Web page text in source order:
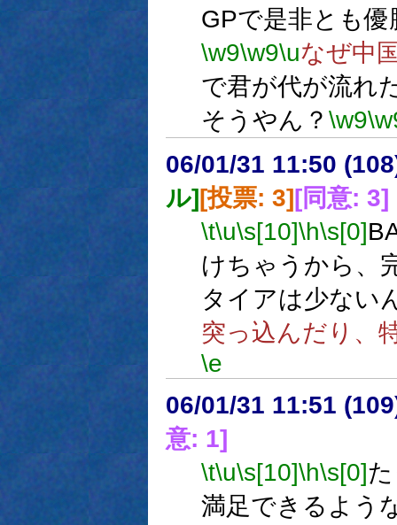
GPで是非とも
\w9\w9\uなぜ中
で君が代が流れ
そうやん？ \w9
06/01/31 11:50
ル][投票: 3][同意: 3]
\t\u\s[10]\h\s[0]
けちゃうから、
タイアは少ない
突っ込んだり、
\e
06/01/31 11:51
意: 1]
\t\u\s[10]\h\s[0]
満足できるよう